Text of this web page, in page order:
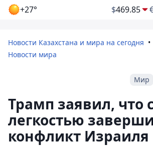
+27° $469.85
Новости Казахстана и мира на сегодня
Новости мира
Мир
Трамп заявил, что
легкостью
конфликт